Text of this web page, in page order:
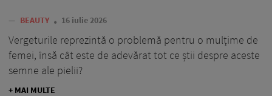
— BEAUTY 16 iulie 2026
Vergeturile reprezintă o problemă pentru o mulțime de
femei, însă cât este de adevărat tot ce știi despre aceste
semne ale pielii?
+ MAI MULTE